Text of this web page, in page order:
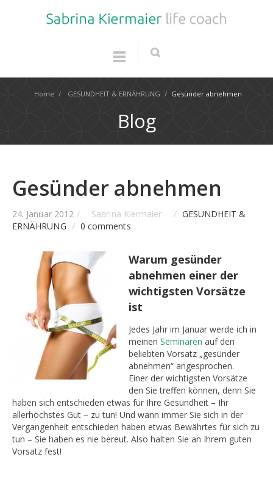
Home / GESUNDHEIT & ERNÄHRUNG / Gesünder abnehmen
Blog
Gesünder abnehmen
24. Januar 2012 / Sabrina Kiermaier / GESUNDHEIT &
ERNÄHRUNG / 0 comments
Warum gesünder
abnehmen einer der
wichtigsten Vorsätze
ist
Jedes Jahr im Januar werde ich in
meinen Seminaren auf den
beliebten Vorsatz „gesünder
abnehmen“ angesprochen.
Einer der wichtigsten Vorsätze
den Sie treffen können, denn Sie
haben sich entschieden etwas für Ihre Gesundheit – Ihr
allerhöchstes Gut – zu tun! Und wann immer Sie sich in der
Vergangenheit entschieden haben etwas Bewährtes für sich zu
tun – Sie haben es nie bereut. Also halten Sie an Ihrem guten
Vorsatz fest!